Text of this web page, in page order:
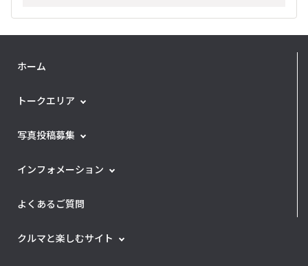
ホーム
トークエリア
写真投稿募集
インフォメーション
よくあるご質問
クルマと楽しむサイト